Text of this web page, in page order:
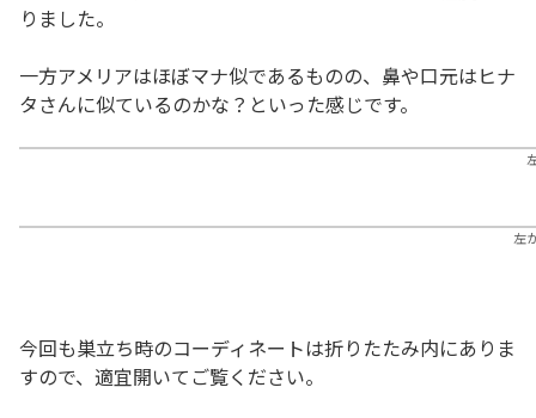
りました。
一方アメリアはほぼマナ似であるものの、鼻や口元はヒナ
タさんに似ているのかな？といった感じです。
左
今回も巣立ち時のコーディネートは折りたたみ内にありま
すので、適宜開いてご覧ください。